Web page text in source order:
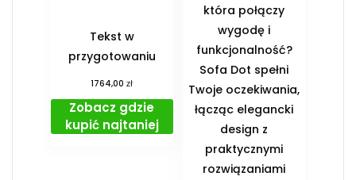
Tekst w
przygotowaniu
1764,00zł
Zobacz gdzie
kupić najtaniej
która połączy
wygodę i
funkcjonalność?
Sofa Dot spełni
Twoje oczekiwania,
łącząc elegancki
design z
praktycznymi
rozwiązaniami